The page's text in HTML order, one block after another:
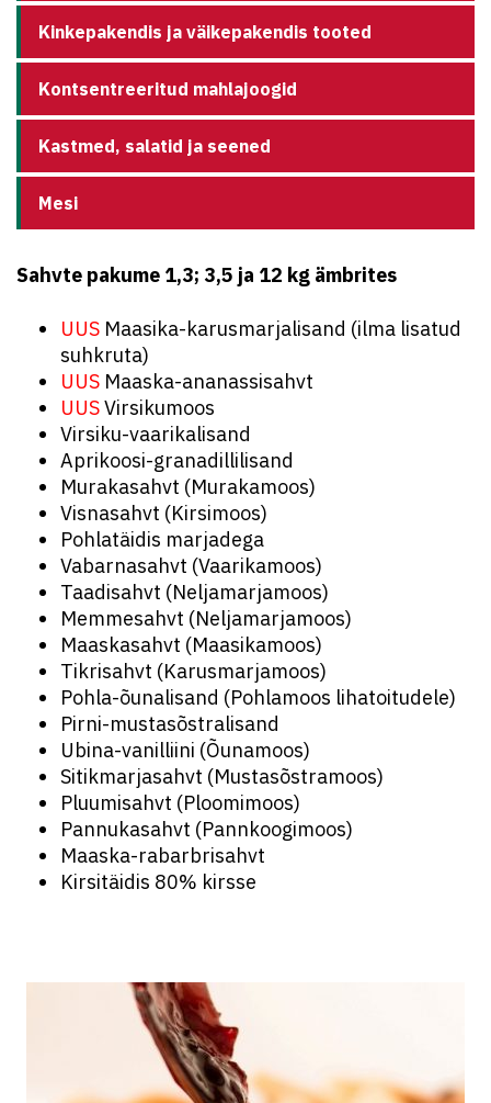
Kinkepakendis ja väikepakendis tooted
Kontsentreeritud mahlajoogid
Kastmed, salatid ja seened
Mesi
Sahvte pakume 1,3; 3,5 ja 12 kg ämbrites
UUS Maasika-karusmarjalisand (ilma lisatud
suhkruta)
UUS Maaska-ananassisahvt
UUSVirsikumoos
Virsiku-vaarikalisand
Aprikoosi-granadillilisand
Murakasahvt (Murakamoos)
Visnasahvt (Kirsimoos)
Pohlatäidis marjadega
Vabarnasahvt (Vaarikamoos)
Taadisahvt (Neljamarjamoos)
Memmesahvt (Neljamarjamoos)
Maaskasahvt (Maasikamoos)
Tikrisahvt (Karusmarjamoos)
Pohla-õunalisand (Pohlamoos lihatoitudele)
Pirni-mustasõstralisand
Ubina-vanilliini (Õunamoos)
Sitikmarjasahvt (Mustasõstramoos)
Pluumisahvt (Ploomimoos)
Pannukasahvt (Pannkoogimoos)
Maaska-rabarbrisahvt
Kirsitäidis 80% kirsse